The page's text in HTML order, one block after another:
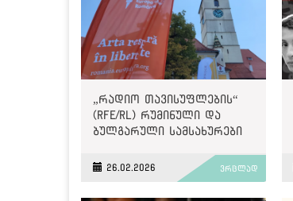
„რადიო თავისუფლების“
(RFE/RL) რუმინული და
ბულგარული სამსახურები
26.02.2026 ვრცლად